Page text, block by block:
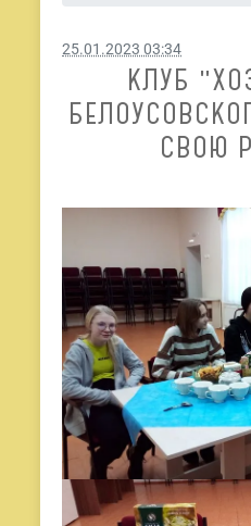
25.01.2023 03:34
КЛУБ
СВОЮ